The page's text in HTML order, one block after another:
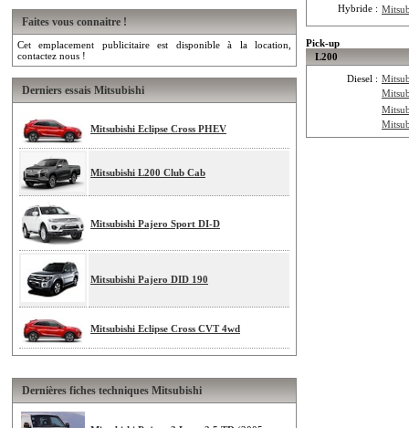
Faites vous connaitre !
Cet emplacement publicitaire est disponible à la location,
contactez nous !
Derniers essais Mitsubishi
Mitsubishi Eclipse Cross PHEV
Mitsubishi L200 Club Cab
Mitsubishi Pajero Sport DI-D
Mitsubishi Pajero DID 190
Mitsubishi Eclipse Cross CVT 4wd
Dernières fiches techniques Mitsubishi
Hybride :
Pick-up
L200
Diesel :